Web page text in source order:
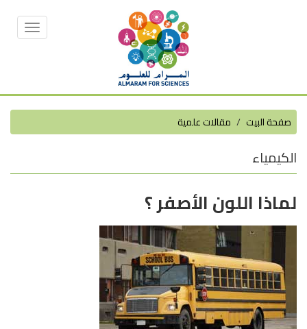
Toggle
صفحة البيت مقالات علمية
الكيمياء
لماذا اللون الأصفر ؟